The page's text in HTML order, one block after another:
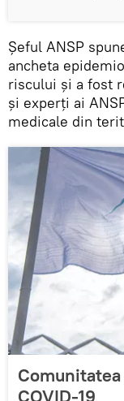
Șeful ANSP
ancheta
riscului și a fost
și experți ai
medicale din
COVID-19